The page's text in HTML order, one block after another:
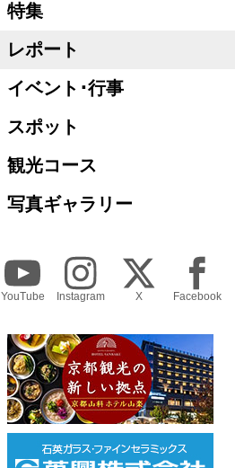
特集
レポート
イベント･行事
スポット
観光コース
写真ギャラリー
YouTube Instagram X Facebook